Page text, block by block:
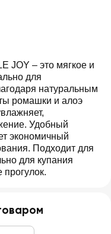
JOY – это мягкое и
для
натуральным
ромашки и алоэ
Удобный
экономичный
Подходит для
для купания